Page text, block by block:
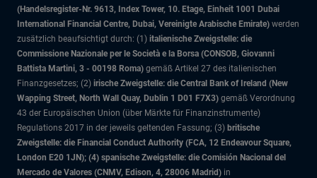
(Handelsregister-Nr. 9613, Index Tower, 10. Etage, Einheit 1001 Dubai
International Financial Centre, Dubai, Vereinigte Arabische Emirate) werden
zusätzlich beaufsichtigt durch: (1) italienische Zweigstelle: die
Commissione Nazionale per le Società e la Borsa (CONSOB, Giovanni
Battista Martini, 3 - 00198 Roma) gemäß Artikel 27 des italienischen
Finanzgesetzes; (2) irische Zweigstelle: die Central Bank of Ireland (New
Wapping Street, North Wall Quay, Dublin 1 D01 F7X3) gemäß Verordnung
43 der Europäischen Union (über Märkte für Finanzinstrumente)
Regulations 2017 in der jeweils geltenden Fassung; (3) britische
Zweigstelle: die Financial Conduct Authority (FCA, 12 Endeavour Square,
London E20 1JN); (4) spanische Zweigstelle: die Comisión Nacional del
Mercado de Valores (CNMV, Edison, 4, 28006 Madrid) in